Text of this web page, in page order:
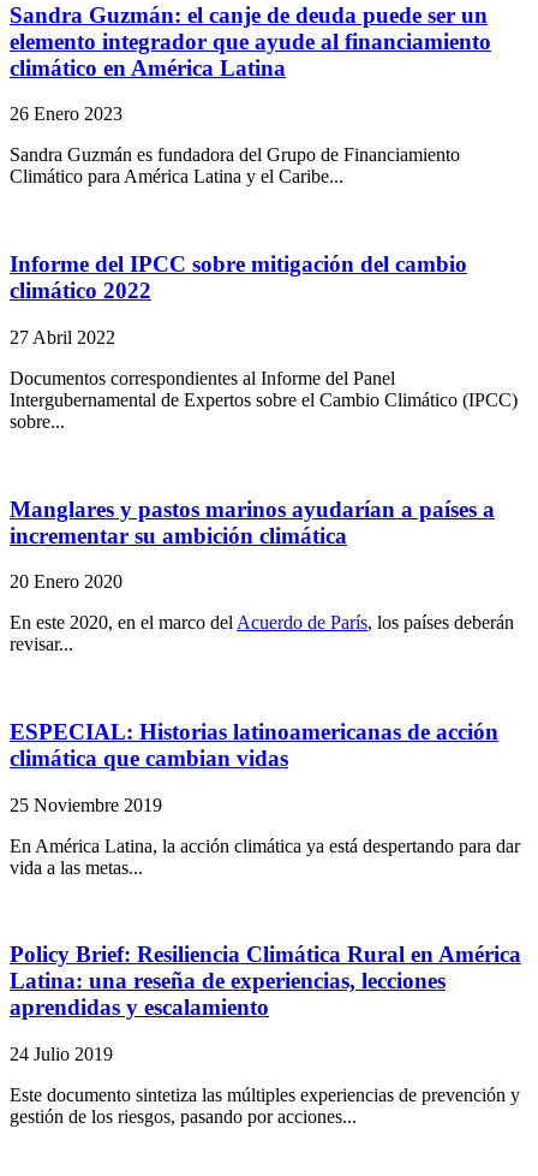
Sandra Guzmán: el canje de deuda puede ser un
elemento integrador que ayude al financiamiento
climático en América Latina
26 Enero 2023
Sandra Guzmán es fundadora del Grupo de Financiamiento
Climático para América Latina y el Caribe...
Informe del IPCC sobre mitigación del cambio
climático 2022
27 Abril 2022
Documentos correspondientes al Informe del Panel
Intergubernamental de Expertos sobre el Cambio Climático (IPCC)
sobre...
Manglares y pastos marinos ayudarían a países a
incrementar su ambición climática
20 Enero 2020
En este 2020, en el marco del Acuerdo de París, los países deberán
revisar...
ESPECIAL: Historias latinoamericanas de acción
climática que cambian vidas
25 Noviembre 2019
En América Latina, la acción climática ya está despertando para dar
vida a las metas...
Policy Brief: Resiliencia Climática Rural en América
Latina: una reseña de experiencias, lecciones
aprendidas y escalamiento
24 Julio 2019
Este documento sintetiza las múltiples experiencias de prevención y
gestión de los riesgos, pasando por acciones...